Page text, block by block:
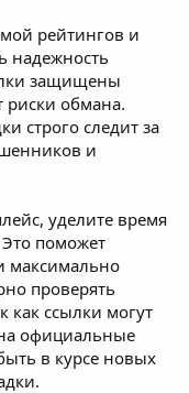
рейтингов и
надежность
защищены
риски обмана.
строго следит за
и
уделите время
поможет
максимально
проверять
как ссылки могут
на официальные
в курсе новых